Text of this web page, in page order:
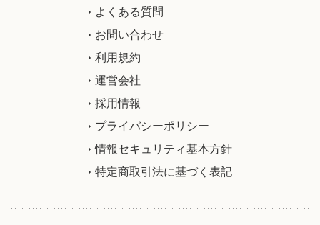
よくある質問
お問い合わせ
利用規約
運営会社
採用情報
プライバシーポリシー
情報セキュリティ基本方針
特定商取引法に基づく表記